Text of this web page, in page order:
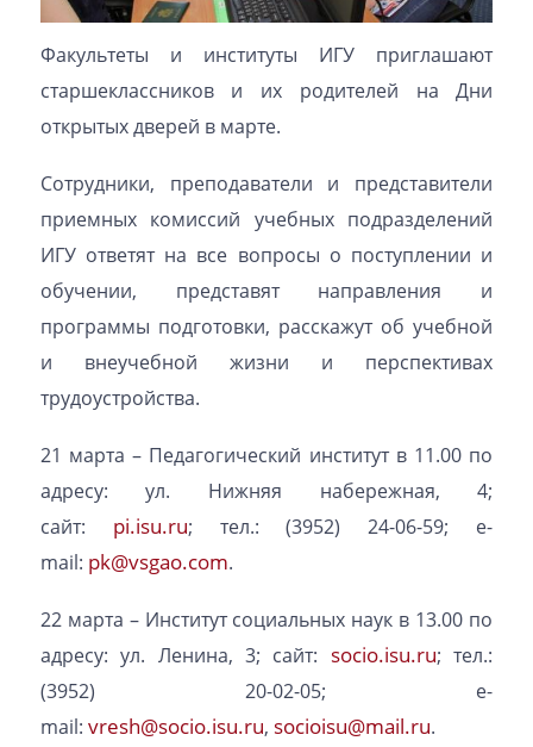
Факультеты и институты ИГУ приглашают
старшеклассников и их родителей на Дни
открытых дверей в марте.
Сотрудники, преподаватели и представители
приемных комиссий учебных подразделений
ИГУ ответят на все вопросы о поступлении и
обучении, представят направления и
программы подготовки, расскажут об учебной
и внеучебной жизни и перспективах
трудоустройства.
21 марта – Педагогический институт в 11.00 по
адресу: ул. Нижняя набережная, 4;
сайт: pi.isu.ru; тел.: (3952) 24-06-59; е-
mail: pk@vsgao.com.
22 марта – Институт социальных наук в 13.00 по
адресу: ул. Ленина, 3; сайт: socio.isu.ru; тел.:
(3952) 20-02-05; е-
mail: vresh@socio.isu.ru, socioisu@mail.ru.